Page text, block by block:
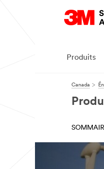
Produits
Canada